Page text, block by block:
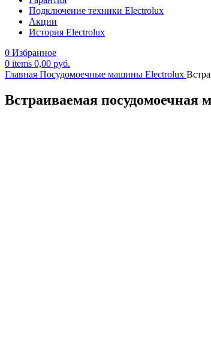
Подключение техники Electrolux
Акции
История Electrolux
0 Избранное
0 items 0,00 руб.
Главная Посудомоечные машины Electrolux
Встраиваемая